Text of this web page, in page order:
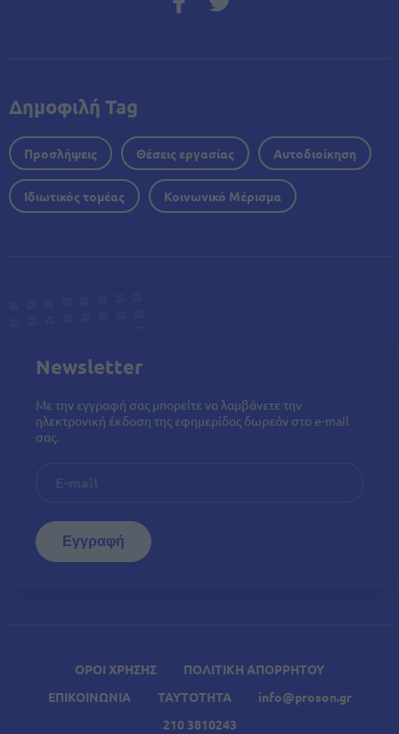
ΟΡΟΙ ΧΡΗΣΗΣ
ΠΟΛΙΤΙΚΗ ΑΠΟΡΡΗΤΟΥ
ΕΠΙΚΟΙΝΩΝΙΑ
ΤΑΥΤΟΤΗΤΑ
info@proson.gr
210 3810243
Δημοφιλή Tag
Προσλήψεις Θέσεις εργασίας Αυτοδιοίκηση
Ιδιωτικός τομέας Κοινωνικό Μέρισμα
Newsletter
Με την εγγραφή σας μπορείτε να λαμβάνετε την
ηλεκτρονική έκδοση της εφημερίδας δωρεάν στο e-mail
σας.